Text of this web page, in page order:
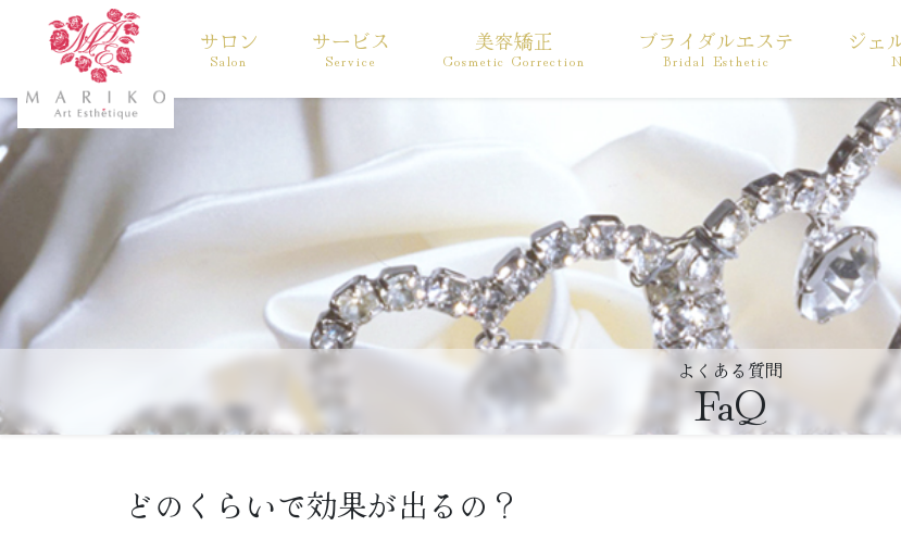
サロン
Salon
サービス
Service
美容矯正
Cosmetic Correction
ブライダルエステ
Bridal Esthetic
ジェ
よくある質問
FaQ
どのくらいで効果が出るの？